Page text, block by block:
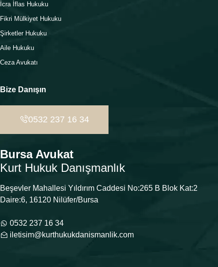
İcra İflas Hukuku
Fikri Mülkiyet Hukuku
Şirketler Hukuku
Aile Hukuku
Ceza Avukatı
Bize Danışın
0532 237 16 34
Bursa Avukat
Kurt Hukuk Danışmanlık
Beşevler Mahallesi Yıldırım Caddesi No:265 B Blok Kat:2
Daire:6, 16120 Nilüfer/Bursa
0532 237 16 34
iletisim@kurthukukdanismanlik.com